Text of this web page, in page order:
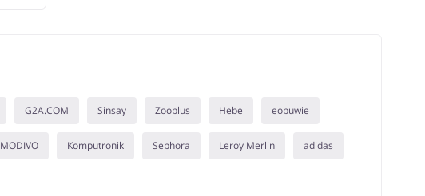
G2A.COM Sinsay Zooplus Hebe eobuwie
MODIVO Komputronik Sephora Leroy Merlin adidas